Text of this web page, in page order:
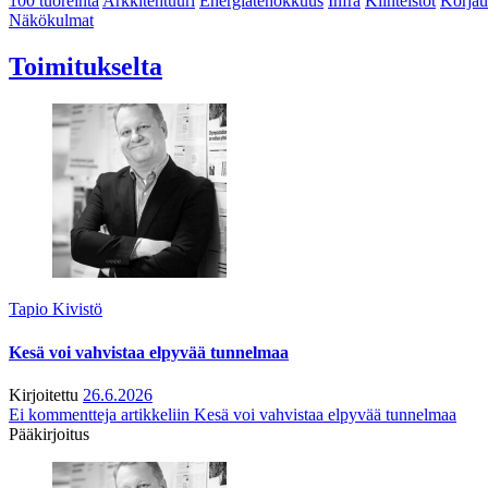
Näkökulmat
Toimitukselta
Tapio Kivistö
Kesä voi vahvistaa elpyvää tunnelmaa
Kirjoitettu 26.6.2026
Ei kommentteja artikkeliin Kesä voi vahvistaa elpyvää tunnelmaa
Pääkirjoitus